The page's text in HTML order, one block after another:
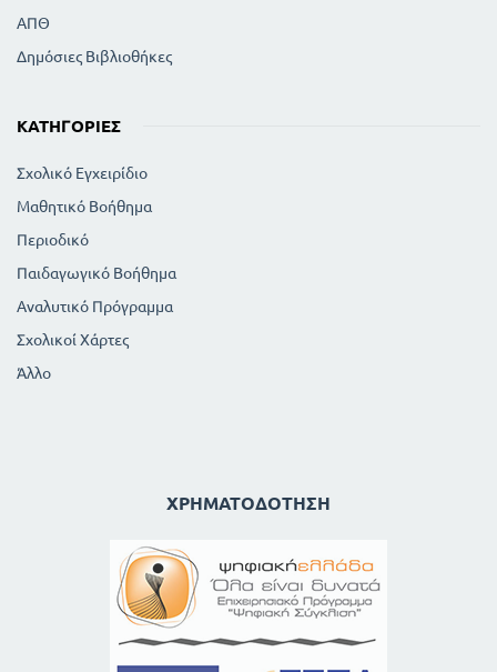
ΑΠΘ
Δημόσιες Βιβλιοθήκες
ΚΑΤΗΓΟΡΊΕΣ
Σχολικό Εγχειρίδιο
Μαθητικό Βοήθημα
Περιοδικό
Παιδαγωγικό Βοήθημα
Αναλυτικό Πρόγραμμα
Σχολικοί Χάρτες
Άλλο
ΧΡΗΜΑΤΟΔΌΤΗΣΗ